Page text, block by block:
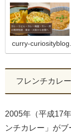
curry-
フレンチカレ
2005年（平成17
ンチカレー」がブ